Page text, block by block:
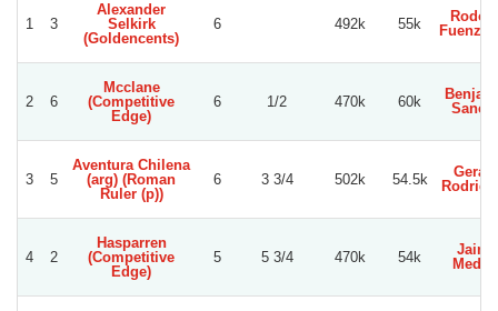
1 3
Alexander
Selkirk
(Goldencents)
6 492k 55k
2 6
Mcclane
(Competitive
Edge)
6 1/2 470k 60k
3 5
Aventura Chilena
(arg) (Roman
Ruler (p))
6 3 3/4 502k 54.5k
4 2
Hasparren
(Competitive
Edge)
5 5 3/4 470k 54k
Jaime